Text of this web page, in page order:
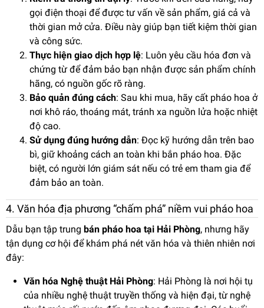
gọi điện thoại để được tư vấn về sản phẩm, giá cả và
thời gian mở cửa. Điều này giúp bạn tiết kiệm thời gian
và công sức.
Thực hiện giao dịch hợp lệ: Luôn yêu cầu hóa đơn và
chứng từ để đảm bảo bạn nhận được sản phẩm chính
hãng, có nguồn gốc rõ ràng.
Bảo quản đúng cách: Sau khi mua, hãy cất pháo hoa ở
nơi khô ráo, thoáng mát, tránh xa nguồn lửa hoặc nhiệt
độ cao.
Sử dụng đúng hướng dẫn: Đọc kỹ hướng dẫn trên bao
bì, giữ khoảng cách an toàn khi bắn pháo hoa. Đặc
biệt, có người lớn giám sát nếu có trẻ em tham gia để
đảm bảo an toàn.
4. Văn hóa địa phương “chấm phá” niềm vui pháo hoa
Dẫu bạn tập trung bán pháo hoa tại Hải Phòng, nhưng hãy
tận dụng cơ hội để khám phá nét văn hóa và thiên nhiên nơi
đây:
Văn hóa Nghệ thuật Hải Phòng: Hải Phòng là nơi hội tụ
của nhiều nghệ thuật truyền thống và hiện đại, từ nghệ